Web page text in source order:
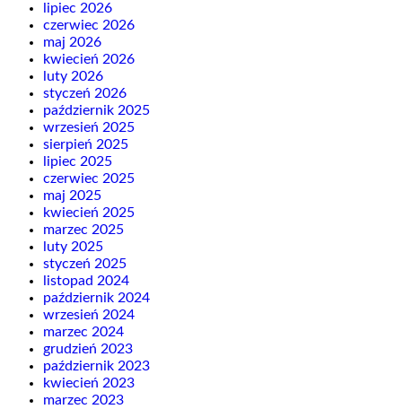
lipiec 2026
czerwiec 2026
maj 2026
kwiecień 2026
luty 2026
styczeń 2026
październik 2025
wrzesień 2025
sierpień 2025
lipiec 2025
czerwiec 2025
maj 2025
kwiecień 2025
marzec 2025
luty 2025
styczeń 2025
listopad 2024
październik 2024
wrzesień 2024
marzec 2024
grudzień 2023
październik 2023
kwiecień 2023
marzec 2023